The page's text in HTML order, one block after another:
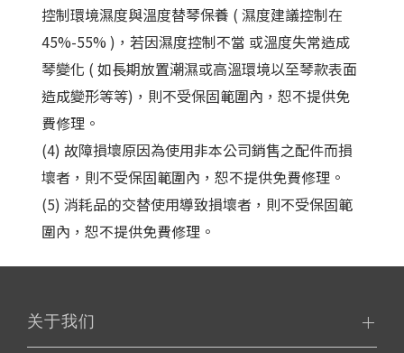
控制環境濕度與溫度替琴保養 ( 濕度建議控制在
45%-55% )，若因濕度控制不當 或溫度失常造成
琴變化 ( 如長期放置潮濕或高溫環境以至琴款表面
造成變形等等)，則不受保固範圍內，恕不提供免
費修理。
(4) 故障損壞原因為使用非本公司銷售之配件而損
壞者，則不受保固範圍內，恕不提供免費修理。
(5) 消耗品的交替使用導致損壞者，則不受保固範
圍內，恕不提供免費修理。
关于我们